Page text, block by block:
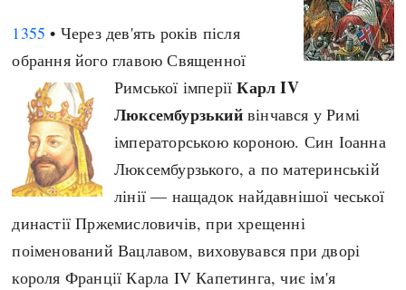
Релігія
Розваги і дозвілля
Спорт
Чудеса світу
Регіони
Австралія
Азія
Америка
А(нта)рктика
Африка
Пізнє Середньовіччя
Нова історія
Новітня історія
Наш час
Індекси
Нові статті
Популярні статті
Всі статті
Визначальні події
#Хештеги
1355 • Через дев'ять років після
обрання його главою Священної
Римської імперіїКарл IV
Люксембурзькийвінчався у Римі
імператорською короною. Син Іоанна
Люксембурзького, а по материнській
лінії — нащадок найдавнішої чеської
династії Пржемисловичів, при хрещенні
поіменований Вацлавом, виховувався при дворі
короля Франції Карла IV Капетинга, чиє ім'я